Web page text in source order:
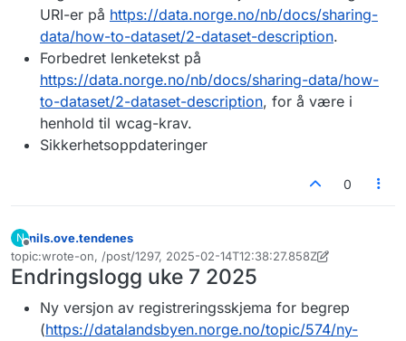
URI-er på https://data.norge.no/nb/docs/sharing-
data/how-to-dataset/2-dataset-description.
Forbedret lenketekst på
https://data.norge.no/nb/docs/sharing-data/how-
to-dataset/2-dataset-description, for å være i
henhold til wcag-krav.
Sikkerhetsoppdateringer
0
N
Frakoblet
nils.ove.tendenes
topic:wrote-on, /post/1297, 2025-02-14T12:38:27.858Z
Sist endret av nils.ove.tendenes
Endringslogg uke 7 2025
Ny versjon av registreringsskjema for begrep
(https://datalandsbyen.norge.no/topic/574/ny-